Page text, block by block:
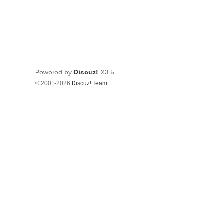
Powered by Discuz! X3.5
© 2001-2026 Discuz! Team